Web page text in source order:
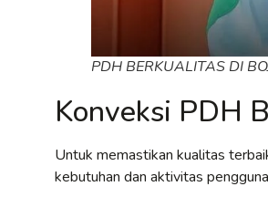
PDH BERKUALITAS DI
Konveksi PDH
Untuk memastikan kualitas
kebutuhan dan aktivitas